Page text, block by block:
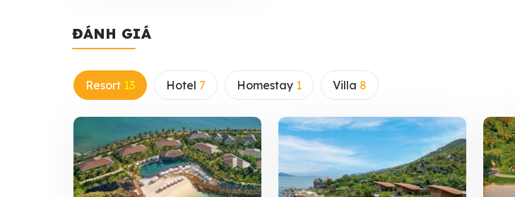
ĐÁNH GIÁ
Resort 13 Hotel 7 Homestay 1 Villa 8